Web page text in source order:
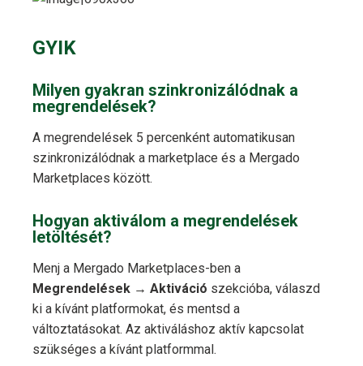
GYIK
Milyen gyakran szinkronizálódnak a
megrendelések?
A megrendelések 5 percenként automatikusan
szinkronizálódnak a marketplace és a Mergado
Marketplaces között.
Hogyan aktiválom a megrendelések
letöltését?
Menj a Mergado Marketplaces-ben a
Megrendelések → Aktiváció szekcióba, válaszd
ki a kívánt platformokat, és mentsd a
változtatásokat. Az aktiváláshoz aktív kapcsolat
szükséges a kívánt platformmal.